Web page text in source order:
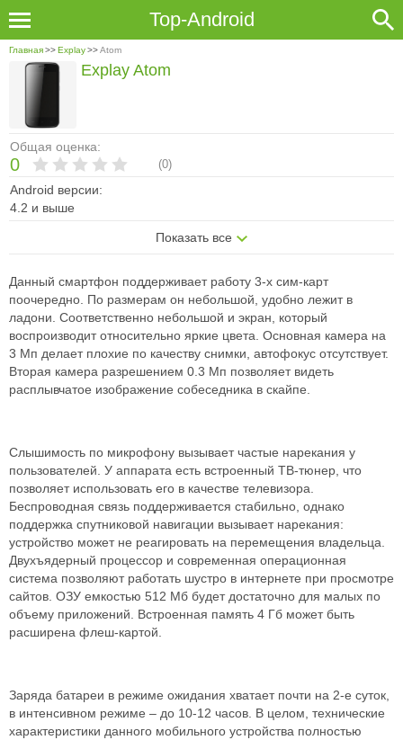
Top-Android
Главная>>Explay>>Atom
Общая оценка:
0 (0)
Android версии:
4.2 и выше
Показать все
Explay Atom
Данный смартфон поддерживает работу 3-х сим-карт
поочередно. По размерам он небольшой, удобно лежит в
ладони. Соответственно небольшой и экран, который
воспроизводит относительно яркие цвета. Основная камера на
3 Мп делает плохие по качеству снимки, автофокус отсутствует.
Вторая камера разрешением 0.3 Мп позволяет видеть
расплывчатое изображение собеседника в скайпе.
Слышимость по микрофону вызывает частые нарекания у
пользователей. У аппарата есть встроенный ТВ-тюнер, что
позволяет использовать его в качестве телевизора.
Беспроводная связь поддерживается стабильно, однако
поддержка спутниковой навигации вызывает нарекания:
устройство может не реагировать на перемещения владельца.
Двухъядерный процессор и современная операционная
система позволяют работать шустро в интернете при просмотре
сайтов. ОЗУ емкостью 512 Мб будет достаточно для малых по
объему приложений. Встроенная память 4 Гб может быть
расширена флеш-картой.
Заряда батареи в режиме ожидания хватает почти на 2-е суток,
в интенсивном режиме – до 10-12 часов. В целом, технические
характеристики данного мобильного устройства полностью